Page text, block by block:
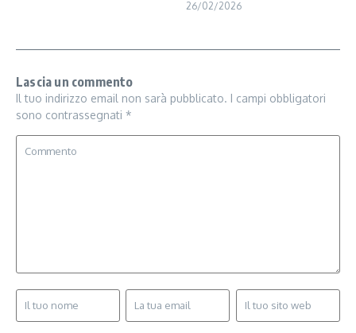
26/02/2026
Lascia un commento
Il tuo indirizzo email non sarà pubblicato. I campi obbligatori
sono contrassegnati *